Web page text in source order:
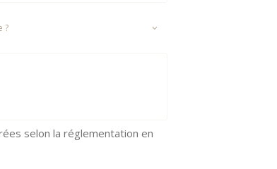
selon la réglementation en